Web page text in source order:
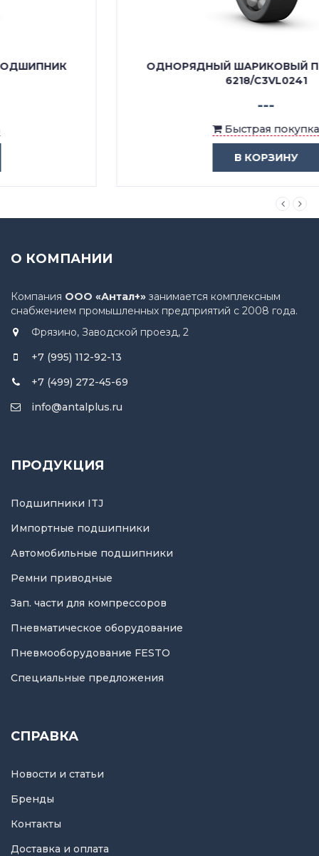
ОДНОРЯДНЫЙ ШАРИКОВЫЙ ПОДШИПНИК
Быстрая покупка
О КОМПАНИИ
Компания ООО «Антал+» занимается комплексным
снабжением промышленных предприятий с 2008 года.
Фрязино, Заводской проезд, 2
+7 (995) 112-92-13
+7 (499) 272-45-69
info@antalplus.ru
ПРОДУКЦИЯ
Подшипники ITJ
Импортные подшипники
Автомобильные подшипники
Ремни приводные
Зап. части для компрессоров
Пневматическое оборудование
Пневмооборудование FESTO
Специальные предложения
СПРАВКА
Новости и статьи
Бренды
Контакты
Доставка и оплата